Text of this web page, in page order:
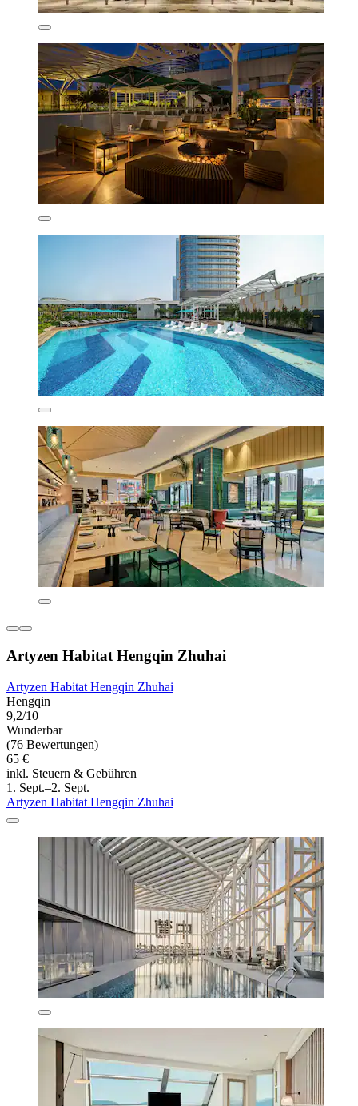
Artyzen Habitat Hengqin Zhuhai
Artyzen Habitat Hengqin Zhuhai
Hengqin
9,2/10
Wunderbar
(76 Bewertungen)
65 €
inkl. Steuern & Gebühren
1. Sept.–2. Sept.
Artyzen Habitat Hengqin Zhuhai